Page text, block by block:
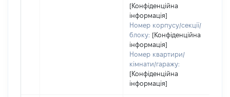
[Конфіденційна
інформація]
Номер корпусу/секції/
блоку: [Конфіденційна
інформація]
Номер квартири/
кімнати/гаражу:
[Конфіденційна
інформація]